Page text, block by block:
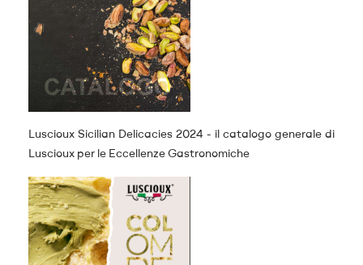
Luscioux Sicilian Delicacies 2024 - il catalogo generale di
Luscioux per le Eccellenze Gastronomiche